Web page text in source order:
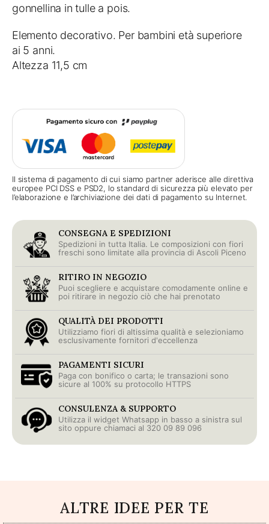
gonnellina in tulle a pois.
Elemento decorativo. Per bambini età superiore
ai 5 anni.
Altezza 11,5 cm
Il sistema di pagamento di cui siamo partner aderisce alle direttiva
europee PCI DSS e PSD2, lo standard di sicurezza più elevato per
l’elaborazione e l’archiviazione dei dati di pagamento su Internet.
CONSEGNA E SPEDIZIONI
Spedizioni in tutta Italia. Le composizioni con fiori
freschi sono limitate alla provincia di Ascoli Piceno
RITIRO IN NEGOZIO
Puoi scegliere e acquistare comodamente online e
poi ritirare in negozio ciò che hai prenotato
QUALITÀ DEI PRODOTTI
Utilizziamo fiori di altissima qualità e selezioniamo
esclusivamente fornitori d'eccellenza
PAGAMENTI SICURI
Paga con bonifico o carta; le transazioni sono
sicure al 100% su protocollo HTTPS
CONSULENZA & SUPPORTO
Utilizza il widget Whatsapp in basso a sinistra sul
sito oppure chiamaci al 320 09 89 096
ALTRE IDEE PER TE